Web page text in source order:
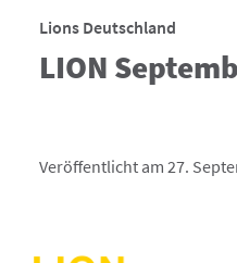
Lions Deutschland
LION
Veröffentlicht am 27.